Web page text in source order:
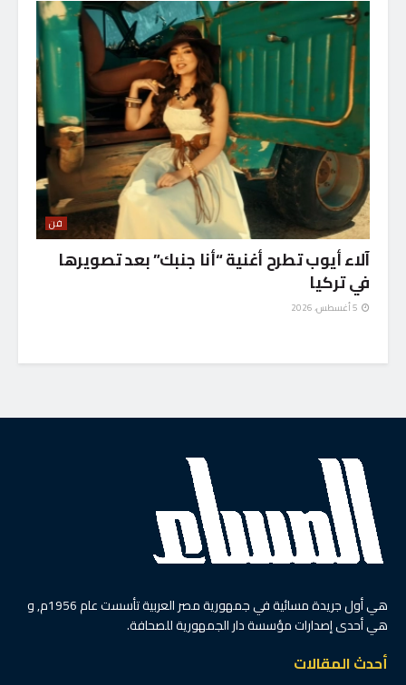
فن
آلاء أيوب تطرح أغنية “أنا جنبك” بعد تصويرها
في تركيا
هي أول جريدة مسائية في جمهورية مصر العربية تأسست عام 1956م, و
هي أحدى إصدارات مؤسسة دار الجمهورية للصحافة.
أحدث المقالات